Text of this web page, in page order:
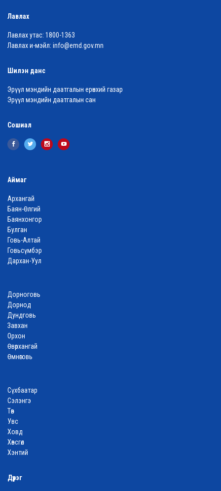
Лавлах
Лавлах утас: 1800-1363
Лавлах и-мэйл: info@emd.gov.mn
Шилэн данс
Эрүүл мэндийн даатгалын ерөнхий газар
Эрүүл мэндийн даатгалын сан
Сошиал
Аймаг
Архангай
Баян-Өлгий
Баянхонгор
Булган
Говь-Алтай
Говьсүмбэр
Дархан-Уул
Дорноговь
Дорнод
Дундговь
Завхан
Орхон
Өвөрхангай
Өмнөговь
Сүхбаатар
Сэлэнгэ
Төв
Увс
Ховд
Хөвсгөл
Хэнтий
Дүүрэг